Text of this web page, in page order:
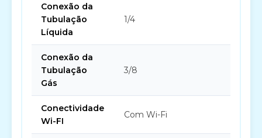
Conexão da
Tubulação
Líquida
1/4
Conexão da
Tubulação
Gás
3/8
Conectividade
Wi-FI
Com Wi-Fi